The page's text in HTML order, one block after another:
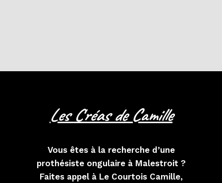
Les Créas de Camille
Vous êtes à la recherche d’une
prothésiste ongulaire à Malestroit ?
Faites appel à Le Courtois Camille,